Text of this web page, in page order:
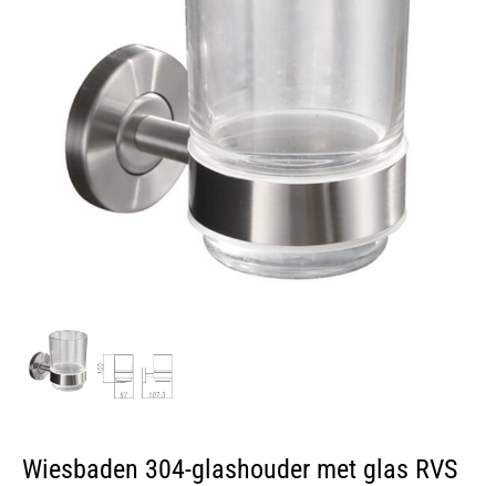
Wiesbaden 304-glashouder met glas RVS